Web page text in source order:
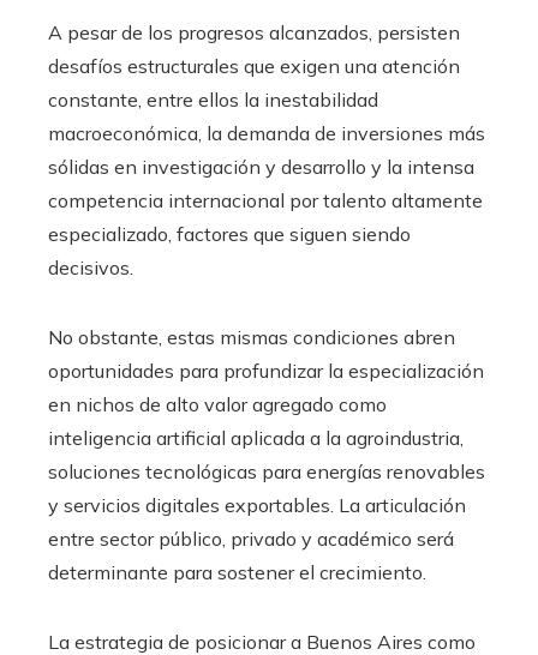
A pesar de los progresos alcanzados, persisten
desafíos estructurales que exigen una atención
constante, entre ellos la inestabilidad
macroeconómica, la demanda de inversiones más
sólidas en investigación y desarrollo y la intensa
competencia internacional por talento altamente
especializado, factores que siguen siendo
decisivos.
No obstante, estas mismas condiciones abren
oportunidades para profundizar la especialización
en nichos de alto valor agregado como
inteligencia artificial aplicada a la agroindustria,
soluciones tecnológicas para energías renovables
y servicios digitales exportables. La articulación
entre sector público, privado y académico será
determinante para sostener el crecimiento.
La estrategia de posicionar a Buenos Aires como